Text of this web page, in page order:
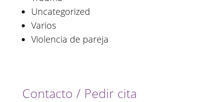
Uncategorized
Varios
Violencia de pareja
Contacto / Pedir cita